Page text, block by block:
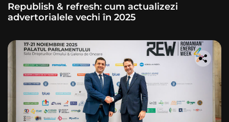
Republish & refresh: cum actualizezi
advertorialele vechi în 2025